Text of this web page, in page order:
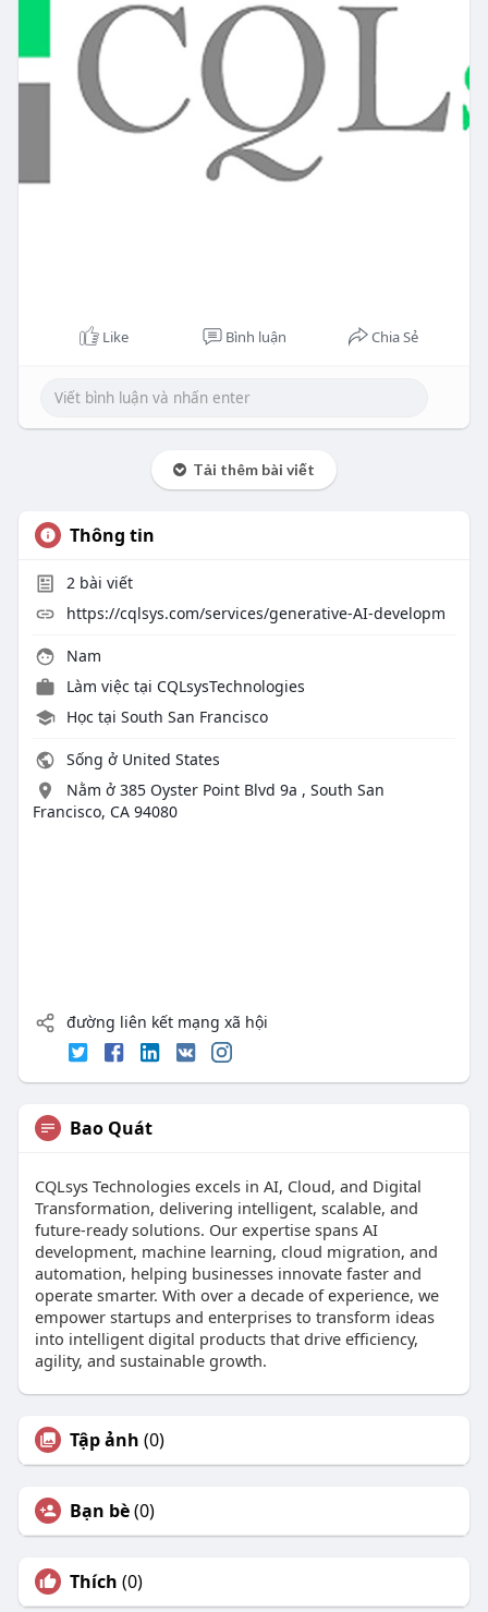
Like Bình luận Chia Sẻ
Tải thêm bài viết
Thông tin
2bài viết
https://cqlsys.com/services/generative-AI-developm
Nam
Làm việc tại CQLsysTechnologies
Học tại South San Francisco
Sống ở United States
Nằm ở 385 Oyster Point Blvd 9a , South San
Francisco, CA 94080
đường liên kết mạng xã hội
Bao Quát
CQLsys Technologies excels in AI, Cloud, and Digital
Transformation, delivering intelligent, scalable, and
future-ready solutions. Our expertise spans AI
development, machine learning, cloud migration, and
automation, helping businesses innovate faster and
operate smarter. With over a decade of experience, we
empower startups and enterprises to transform ideas
into intelligent digital products that drive efficiency,
agility, and sustainable growth.
Tập ảnh (0)
Bạn bè(0)
Thích (0)